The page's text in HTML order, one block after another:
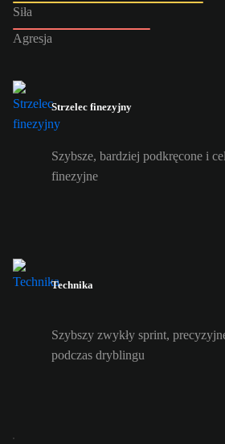
Siła
Agresja
Strzelec finezyjny
Szybsze, bardziej podkręcone i
finezyjne
Technika
Szybszy zwykły sprint,
podczas dryblingu